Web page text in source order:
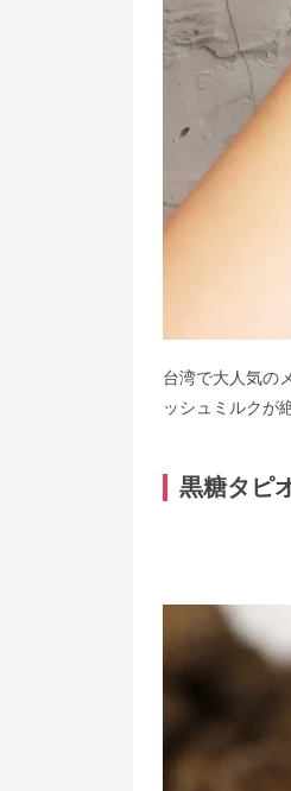
台湾で大人気の
ッシュミルクが
黒糖タピ